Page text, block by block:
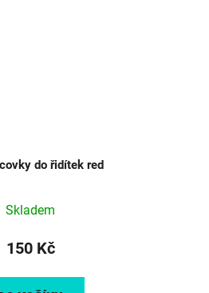
do řidítek red
Skladem
150 Kč